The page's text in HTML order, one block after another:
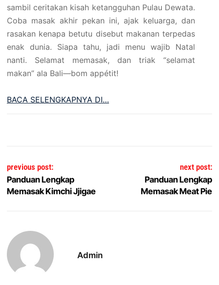
sambil ceritakan kisah ketangguhan Pulau Dewata.
Coba masak akhir pekan ini, ajak keluarga, dan
rasakan kenapa betutu disebut makanan terpedas
enak dunia. Siapa tahu, jadi menu wajib Natal
nanti. Selamat memasak, dan triak “selamat
makan” ala Bali—bom appétit!
BACA SELENGKAPNYA DI…
Post navigation
previous post:
Panduan Lengkap
Memasak Kimchi Jjigae
next post:
Panduan Lengkap
Memasak Meat Pie
Admin